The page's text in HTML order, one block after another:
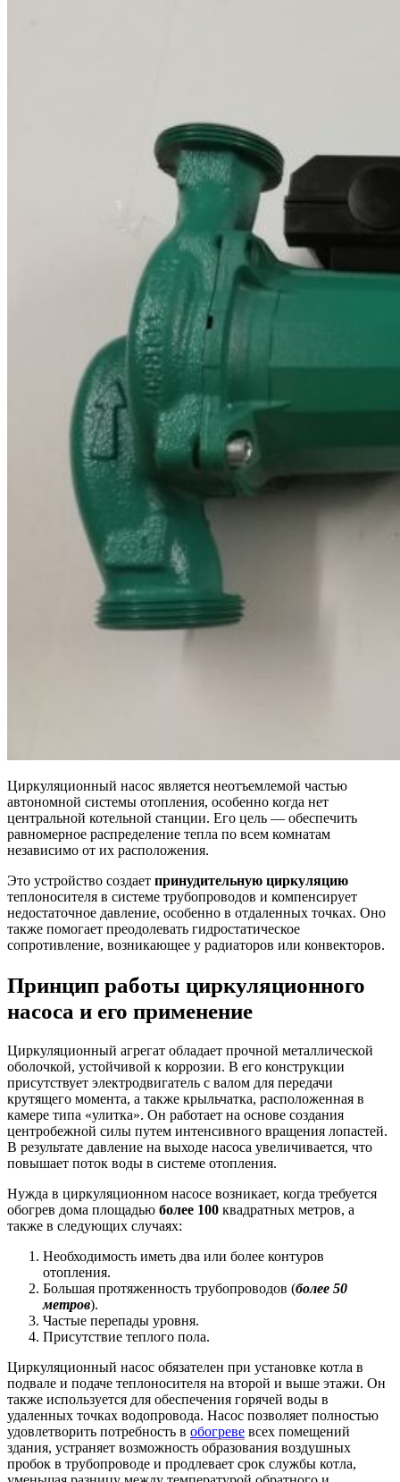
Циркуляционный насос является неотъемлемой частью
автономной системы отопления, особенно когда нет
центральной котельной станции. Его цель — обеспечить
равномерное распределение тепла по всем комнатам
независимо от их расположения.
Это устройство создает принудительную циркуляцию
теплоносителя в системе трубопроводов и компенсирует
недостаточное давление, особенно в отдаленных точках. Оно
также помогает преодолевать гидростатическое
сопротивление, возникающее у радиаторов или конвекторов.
Принцип работы циркуляционного
насоса и его применение
Циркуляционный агрегат обладает прочной металлической
оболочкой, устойчивой к коррозии. В его конструкции
присутствует электродвигатель с валом для передачи
крутящего момента, а также крыльчатка, расположенная в
камере типа «улитка». Он работает на основе создания
центробежной силы путем интенсивного вращения лопастей.
В результате давление на выходе насоса увеличивается, что
повышает поток воды в системе отопления.
Нужда в циркуляционном насосе возникает, когда требуется
обогрев дома площадью более 100 квадратных метров, а
также в следующих случаях:
Необходимость иметь два или более контуров
отопления.
Большая протяженность трубопроводов (более 50
метров).
Частые перепады уровня.
Присутствие теплого пола.
Циркуляционный насос обязателен при установке котла в
подвале и подаче теплоносителя на второй и выше этажи. Он
также используется для обеспечения горячей воды в
удаленных точках водопровода. Насос позволяет полностью
удовлетворить потребность в обогреве всех помещений
здания, устраняет возможность образования воздушных
пробок в трубопроводе и продлевает срок службы котла,